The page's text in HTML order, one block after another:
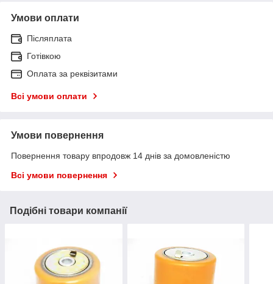
Умови оплати
Післяплата
Готівкою
Оплата за реквізитами
Всі умови оплати
Умови повернення
Повернення товару впродовж 14 днів за домовленістю
Всі умови повернення
Подібні товари компанії